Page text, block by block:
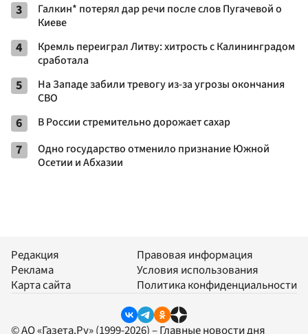
3
Галкин* потерял дар речи после слов Пугачевой о
Киеве
4
Кремль переиграл Литву: хитрость с Калининградом
сработала
5
На Западе забили тревогу из-за угрозы окончания
СВО
6 В России стремительно дорожает сахар
7
Одно государство отменило признание Южной
Осетии и Абхазии
Редакция
Реклама
Карта сайта
Правовая информация
Условия использования
Политика конфиденциальности